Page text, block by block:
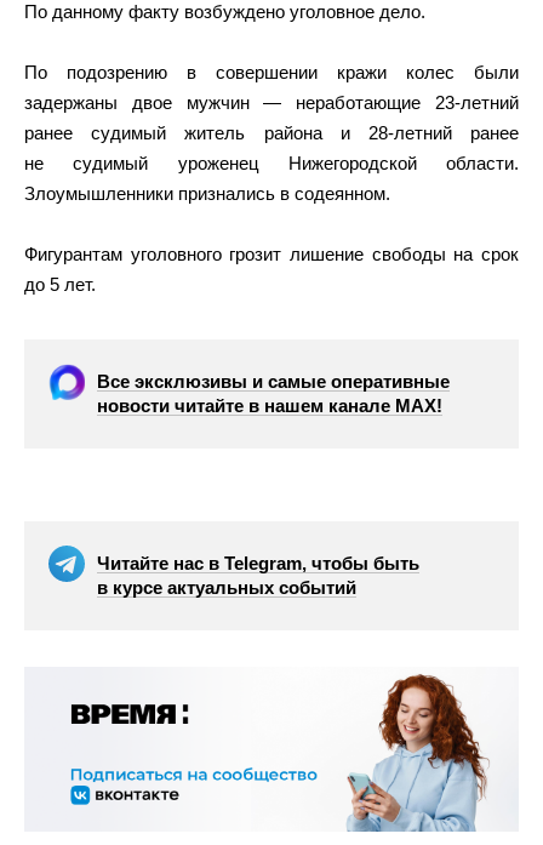
По данному факту возбуждено уголовное дело.
По подозрению в совершении кражи колес были
задержаны двое мужчин — неработающие 23-летний
ранее судимый житель района и 28-летний ранее
не судимый уроженец Нижегородской области.
Злоумышленники признались в содеянном.
Фигурантам уголовного грозит лишение свободы на срок
до 5 лет.
Все эксклюзивы и самые оперативные
новости читайте в нашем канале МАХ!
Читайте нас в Telegram, чтобы быть
в курсе актуальных событий